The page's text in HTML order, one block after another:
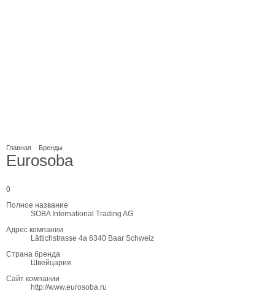
Главная Бренды
Eurosoba
0
Полное название
SOBA International Trading AG
Адрес компании
Lättichstrasse 4a 6340 Baar Schweiz
Страна бренда
Швейцария
Сайт компании
http://www.eurosoba.ru